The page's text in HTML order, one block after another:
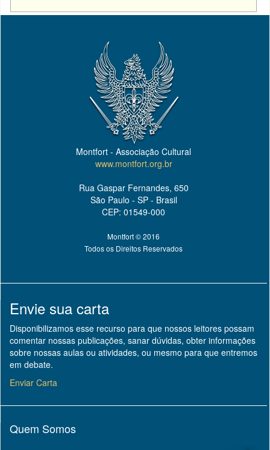
Montfort - Associação Cultural
www.montfort.org.br
Rua Gaspar Fernandes, 650
São Paulo - SP - Brasil
CEP: 01549-000
Montfort © 2016
Todos os Direitos Reservados
Envie sua carta
Disponibilizamos esse recurso para que nossos leitores possam
comentar nossas publicações, sanar dúvidas, obter informações
sobre nossas aulas ou atividades, ou mesmo para que entremos
em debate.
Enviar Carta
Quem Somos